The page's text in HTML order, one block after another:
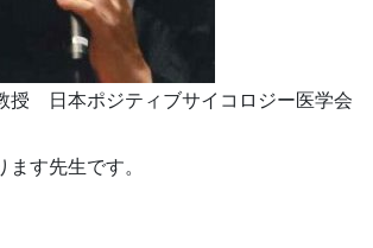
授 日本ポジティブサイコロジー医学会
す先生です。